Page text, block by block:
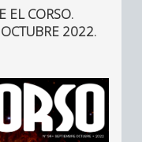
EL CORSO.
2022.